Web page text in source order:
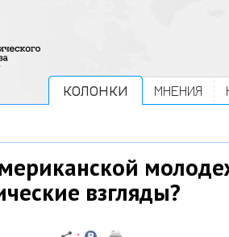
КОЛОНКИ МНЕНИЯ
взгляды?